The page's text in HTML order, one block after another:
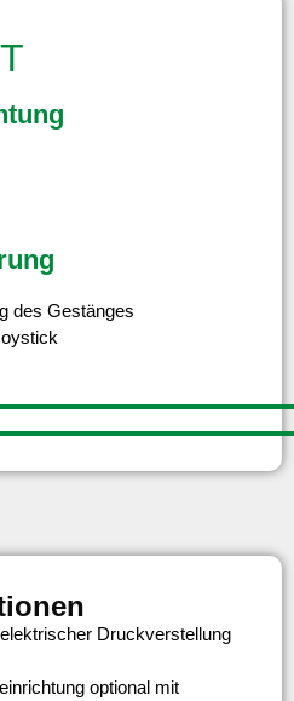
des Gestänges
Druckverstellung
optional mit